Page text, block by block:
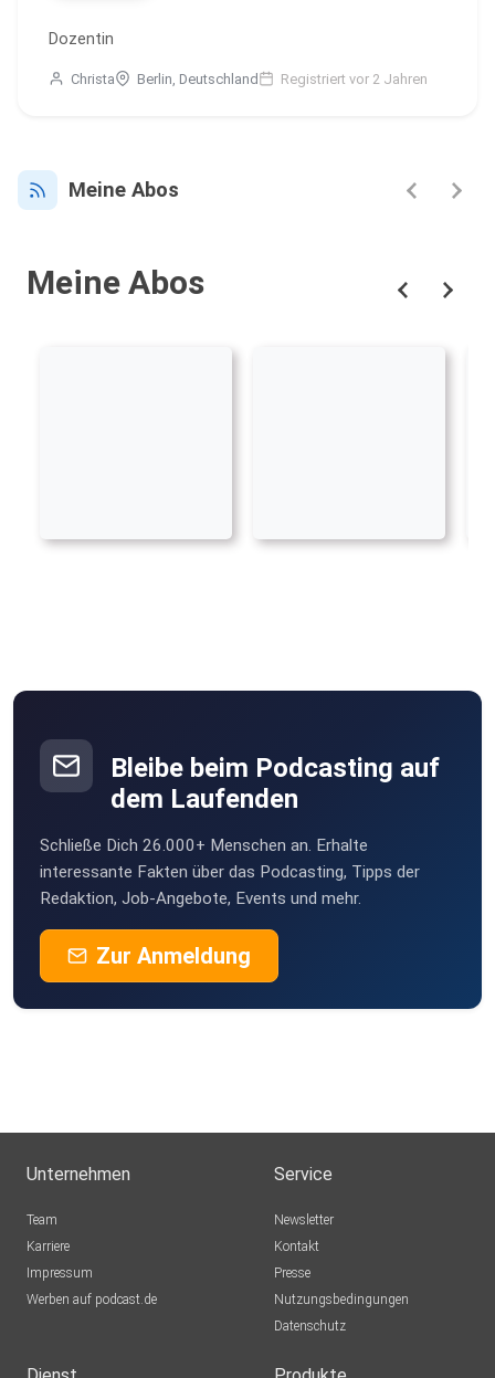
Dozentin
Christa Berlin, Deutschland Registriert vor 2 Jahren
Meine Abos
Meine Abos
Bleibe beim Podcasting auf
dem Laufenden
Schließe Dich 26.000+ Menschen an. Erhalte
interessante Fakten über das Podcasting, Tipps der
Redaktion, Job-Angebote, Events und mehr.
Zur Anmeldung
Unternehmen
Team
Karriere
Impressum
Werben auf podcast.de
Service
Newsletter
Kontakt
Presse
Nutzungsbedingungen
Datenschutz